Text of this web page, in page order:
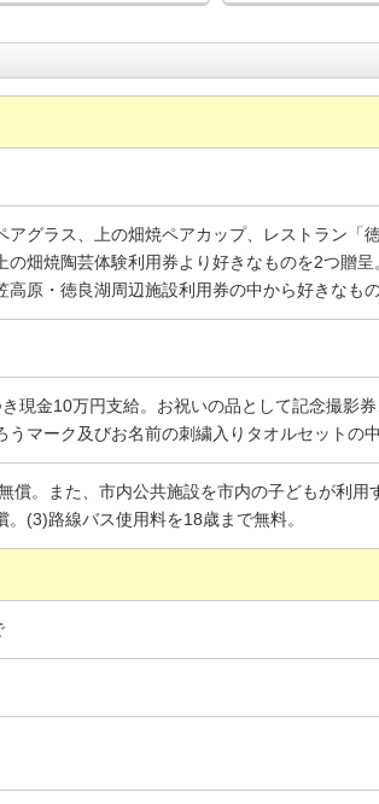
アグラス、上の畑焼ペアカップ、レストラン「
の畑焼陶芸体験利用券より好きなものを2つ贈
高原・徳良湖周辺施設利用券の中から好きなも
現金10万円支給。お祝いの品として記念撮影
うマーク及びお名前の刺繍入りタオルセットの
償。また、市内公共施設を市内の子どもが利
。(3)路線バス使用料を18歳まで無料。